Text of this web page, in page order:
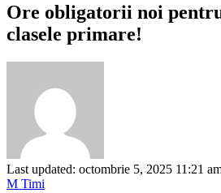
Ore obligatorii noi
clasele primare!
Last updated: octombrie 5, 2025 11:21
M Timi